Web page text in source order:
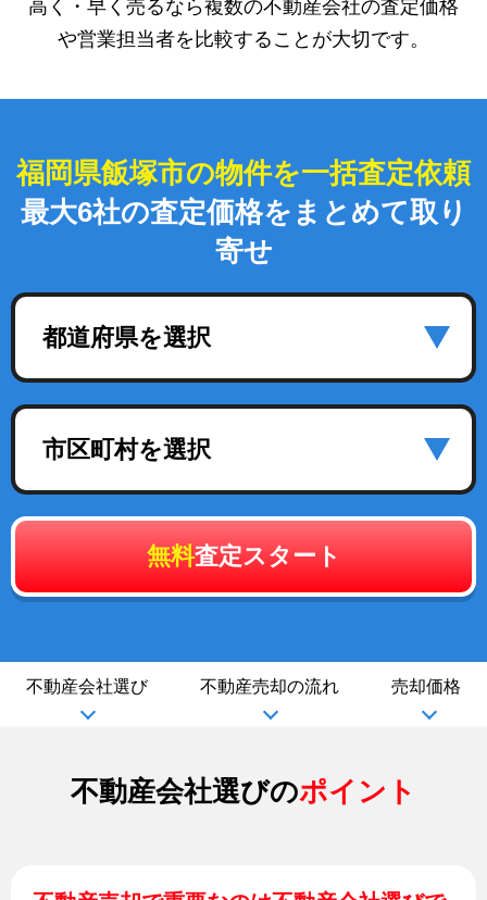
高く・早く売るなら複数の不動産会社の査定価格
や営業担当者を比較することが大切です。
福岡県飯塚市の物件を一括査定依頼
最大6社の査定価格をまとめて取り
寄せ
都道府県を選択
市区町村を選択
無料査定スタート
不動産会社選び 不動産売却の流れ 売却価格
不動産会社選びのポイント